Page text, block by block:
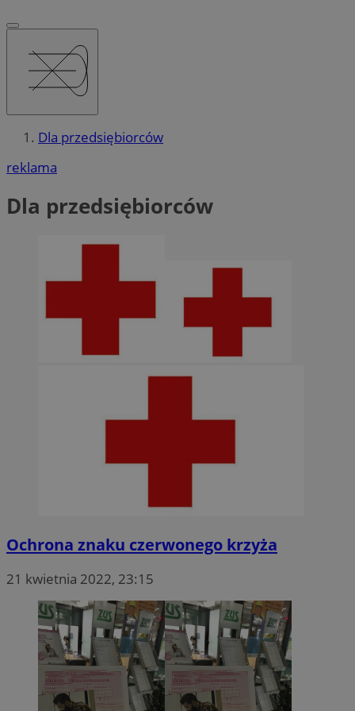
Dla przedsiębiorców
reklama
Dla przedsiębiorców
Ochrona znaku czerwonego krzyża
21 kwietnia 2022, 23:15